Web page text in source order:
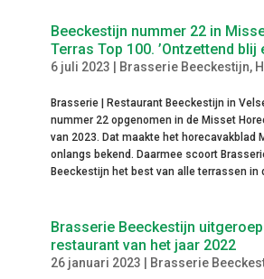
Beeckestijn nummer 22 in
Terras Top 100. ’Ontzettend blij
6 juli 2023 Brasserie Beeckestijn,
Brasserie | Restaurant Beeckestijn in
nummer 22 opgenomen in de Misset
van 2023. Dat maakte het horecavakblad
onlangs bekend. Daarmee scoort
Beeckestijn het best van alle terrassen in
Brasserie Beeckestijn
restaurant van het jaar 2022
26 januari 2023 Brasserie